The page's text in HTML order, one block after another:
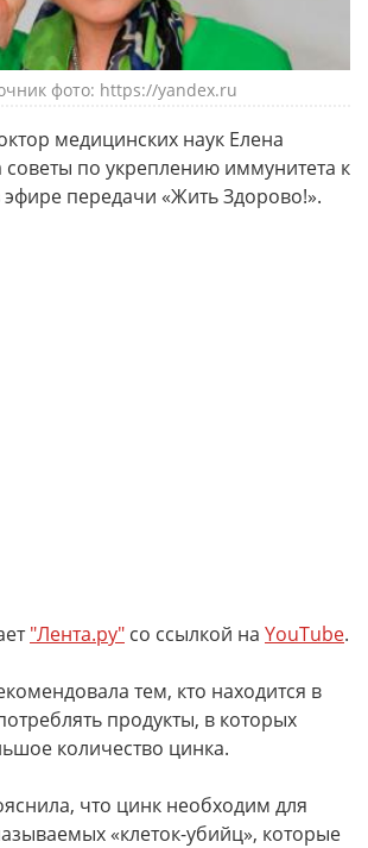
фото: https://yandex.ru
медицинских наук Елена
по укреплению иммунитета к
эфире передачи «Жить Здорово!».
"Лента.ру" со ссылкой на YouTube.
тем, кто находится в
продукты, в которых
количество цинка.
что цинк необходим для
«клеток-убийц», которые